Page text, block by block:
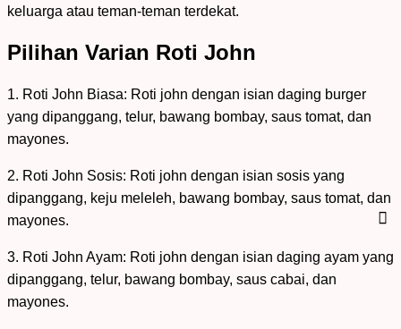
keluarga atau teman-teman terdekat.
Pilihan Varian Roti John
1. Roti John Biasa: Roti john dengan isian daging burger
yang dipanggang, telur, bawang bombay, saus tomat, dan
mayones.
2. Roti John Sosis: Roti john dengan isian sosis yang
dipanggang, keju meleleh, bawang bombay, saus tomat, dan
mayones.
3. Roti John Ayam: Roti john dengan isian daging ayam yang
dipanggang, telur, bawang bombay, saus cabai, dan
mayones.